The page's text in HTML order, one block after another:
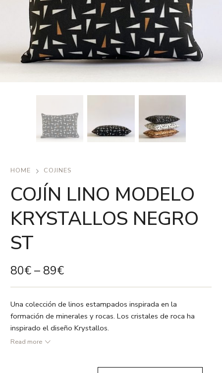
HOME COJINES
COJÍN LINO MODELO
KRYSTALLOS NEGRO
ST
80€– 89€
Una colección de linos estampados inspirada en la
formación de minerales y rocas. Los cristales de roca ha
inspirado el diseño Krystallos.
● 50×35 cm
Read more